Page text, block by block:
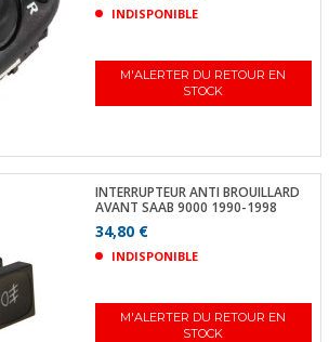
INDISPONIBLE
M'ALERTER DU RETOUR EN
STOCK
INTERRUPTEUR ANTI BROUILLARD
AVANT SAAB 9000 1990-1998
34,80 €
INDISPONIBLE
M'ALERTER DU RETOUR EN
STOCK